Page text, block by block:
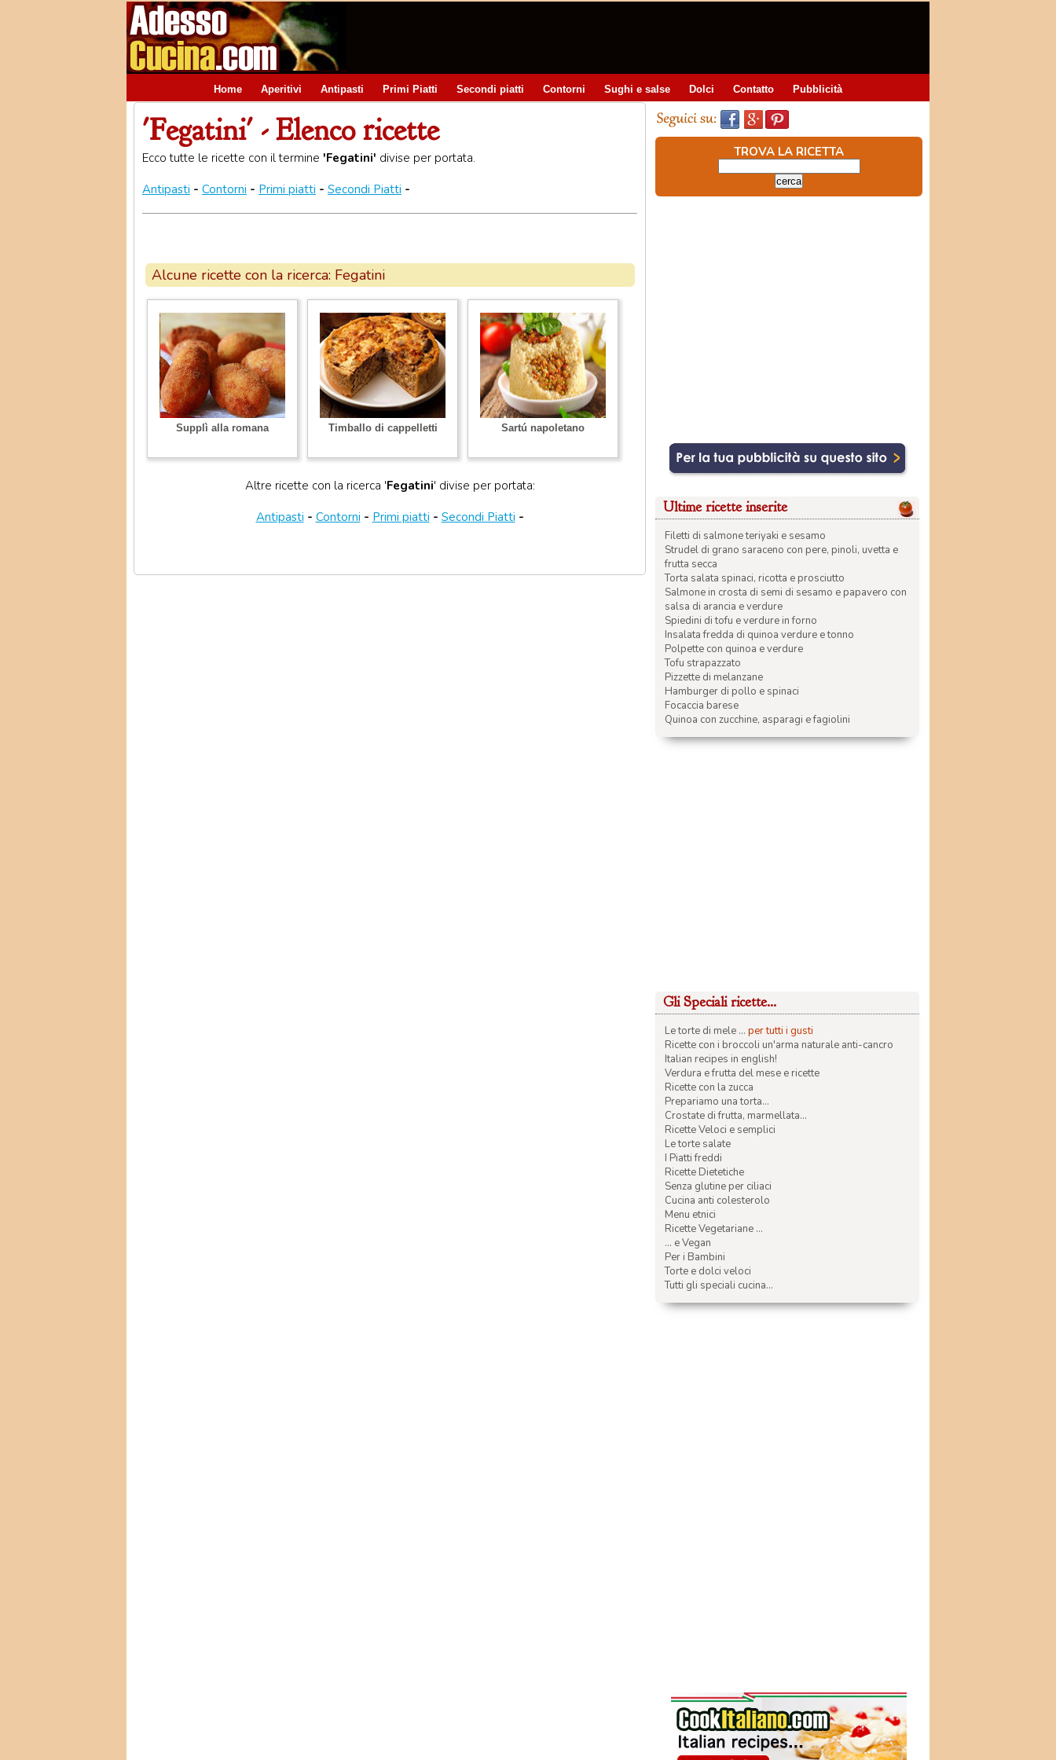
Home Aperitivi Antipasti Primi Piatti Secondi piatti Contorni Sughi e salse Dolci Contatto Pubblicità
'Fegatini' - Elenco ricette
Ecco tutte le ricette con il termine 'Fegatini' divise per portata.
Antipasti - Contorni - Primi piatti - Secondi Piatti -
Alcune ricette con la ricerca: Fegatini
Supplì alla romana Timballo di cappelletti Sartú napoletano
Altre ricette con la ricerca 'Fegatini' divise per portata:
Antipasti - Contorni - Primi piatti - Secondi Piatti -
TROVA LA RICETTA
Ultime ricette inserite
Filetti di salmone teriyaki e sesamo
Strudel di grano saraceno con pere, pinoli, uvetta e
frutta secca
Torta salata spinaci, ricotta e prosciutto
Salmone in crosta di semi di sesamo e papavero con
salsa di arancia e verdure
Spiedini di tofu e verdure in forno
Insalata fredda di quinoa verdure e tonno
Polpette con quinoa e verdure
Tofu strapazzato
Pizzette di melanzane
Hamburger di pollo e spinaci
Focaccia barese
Quinoa con zucchine, asparagi e fagiolini
Gli Speciali ricette...
Le torte di mele ... per tutti i gusti
Ricette con i broccoli un'arma naturale anti-cancro
Italian recipes in english!
Verdura e frutta del mese e ricette
Ricette con la zucca
Prepariamo una torta...
Crostate di frutta, marmellata...
Ricette Veloci e semplici
Le torte salate
I Piatti freddi
Ricette Dietetiche
Senza glutine per ciliaci
Cucina anti colesterolo
Menu etnici
Ricette Vegetariane ...
... e Vegan
Per i Bambini
Torte e dolci veloci
Tutti gli speciali cucina...